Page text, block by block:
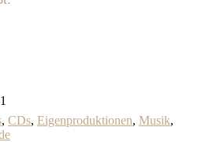
, CDs, Eigenproduktionen, Musik,